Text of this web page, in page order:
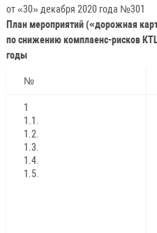
от «30» декабря 2020 года №301
План мероприятий («дорожная
по снижению комплаенс-рисков
годы
№
1
1.1.
1.2.
1.3.
1.4.
1.5.